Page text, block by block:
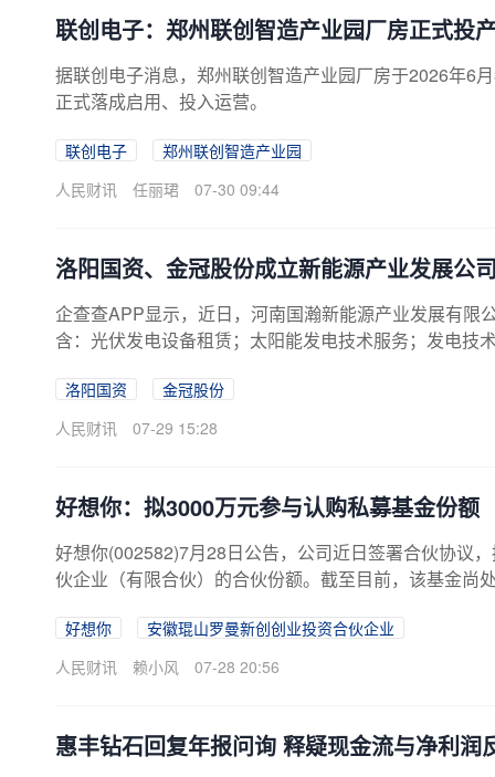
联创电子：郑州联创智造产业园厂房正式投
据联创电子消息，郑州联创智造产业园厂房于2026年6
正式落成启用、投入运营。
联创电子
郑州联创智造产业园
人民财讯
任丽珺 07-30 09:44
洛阳国资、金冠股份成立新能源产业发展公
企查查APP显示，近日，河南国瀚新能源产业发展有限
含：光伏发电设备租赁；太阳能发电技术服务；发电技
股。
洛阳国资
金冠股份
人民财讯
07-29 15:28
好想你：拟3000万元参与认购私募基金份额
好想你(002582)7月28日公告，公司近日签署合伙协议
伙企业（有限合伙）的合伙份额。截至目前，该基金尚
好想你
安徽琨山罗曼新创创业投资合伙企业
人民财讯
赖小风 07-28 20:56
惠丰钻石回复年报问询 释疑现金流与净利润